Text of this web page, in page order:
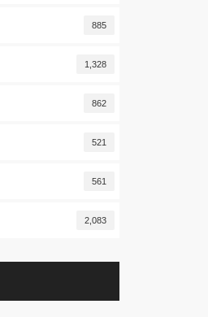
885
1,328
862
521
561
2,083